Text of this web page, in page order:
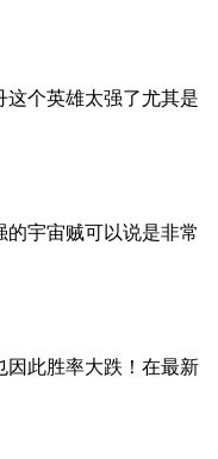
个英雄太强了尤其是
宇宙贼可以说是非常
因此胜率大跌！在最新